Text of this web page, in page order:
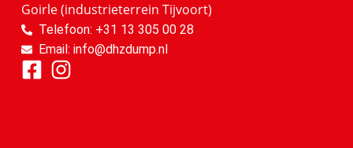
Goirle(industrieterrein Tijvoort)
Telefoon: +31 13 305 00 28
Email: info@dhzdump.nl